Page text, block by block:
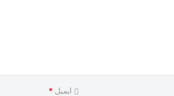
ایمیل*